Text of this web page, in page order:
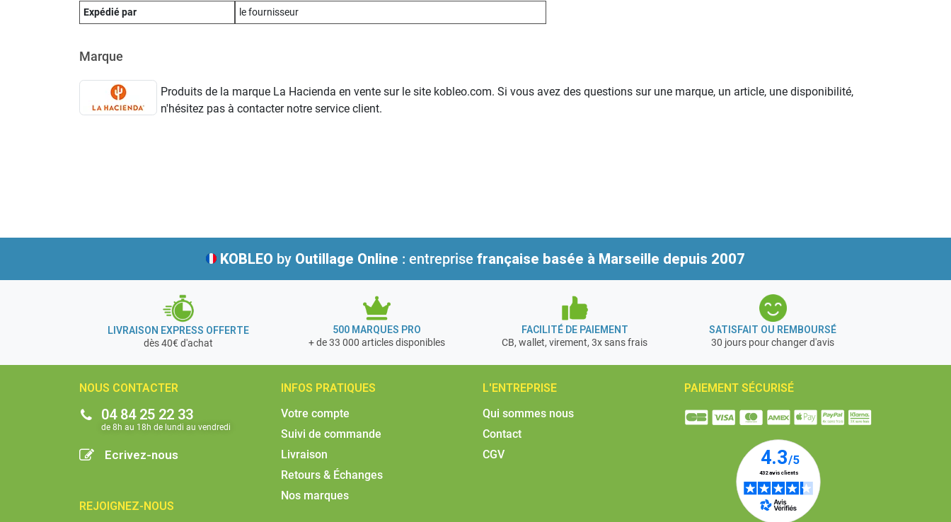
Expédié par le fournisseur
Marque
Produits de la marque La Hacienda en vente sur le site kobleo.com. Si vous avez des questions sur une marque, un article, une disponibilité,
n'hésitez pas à contacter notre service client.
KOBLEO by Outillage Online : entreprise française basée à Marseille depuis 2007
LIVRAISON EXPRESS OFFERTE
dès 40€ d'achat
500 MARQUES PRO
+ de 33 000 articles disponibles
FACILITÉ DE PAIEMENT
CB, wallet, virement, 3x sans frais
SATISFAIT OU REMBOURSÉ
30 jours pour changer d'avis
NOUS CONTACTER
04 84 25 22 33
de 8h au 18h de lundi au vendredi​
Ecrivez-nous
REJOIGNEZ-NOUS
INFOS PRATIQUES
Votre compte
Suivi de commande
Livraison
Retours & Échanges
Nos marques
L'ENTREPRISE
Qui sommes nous
Contact
CGV
PAIEMENT SÉCURISÉ